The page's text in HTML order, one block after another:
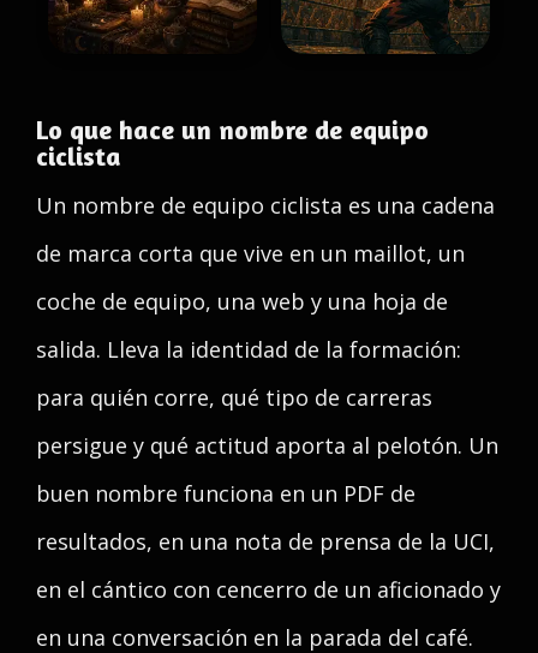
Lo que hace un nombre de equipo
ciclista
Un nombre de equipo ciclista es una cadena
de marca corta que vive en un maillot, un
coche de equipo, una web y una hoja de
salida. Lleva la identidad de la formación:
para quién corre, qué tipo de carreras
persigue y qué actitud aporta al pelotón. Un
buen nombre funciona en un PDF de
resultados, en una nota de prensa de la UCI,
en el cántico con cencerro de un aficionado y
en una conversación en la parada del café.